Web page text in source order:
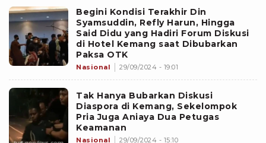
Begini Kondisi Terakhir Din
Syamsuddin, Refly Harun, Hingga
Said Didu yang Hadiri Forum Diskusi
di Hotel Kemang saat Dibubarkan
Paksa OTK
Nasional 29/09/2024 - 19:01
Tak Hanya Bubarkan Diskusi
Diaspora di Kemang, Sekelompok
Pria Juga Aniaya Dua Petugas
Keamanan
Nasional 29/09/2024 - 15:10